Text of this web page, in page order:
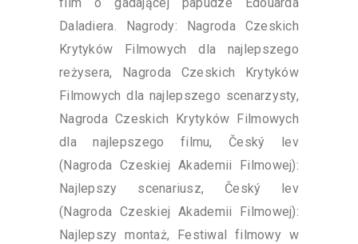
Daladiera. Nagrody: Nagroda Czeskich
Krytyków Filmowych dla najlepszego
reżysera, Nagroda Czeskich Krytyków
Filmowych dla najlepszego scenarzysty,
Nagroda Czeskich Krytyków Filmowych
dla najlepszego filmu, Český lev
(Nagroda Czeskiej Akademii Filmowej):
Najlepszy scenariusz, Český lev
(Nagroda Czeskiej Akademii Filmowej):
Najlepszy montaż, Festiwal filmowy w